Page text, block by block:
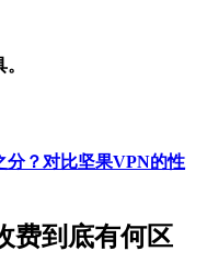
分？对比坚果VPN的性
费到底有何区